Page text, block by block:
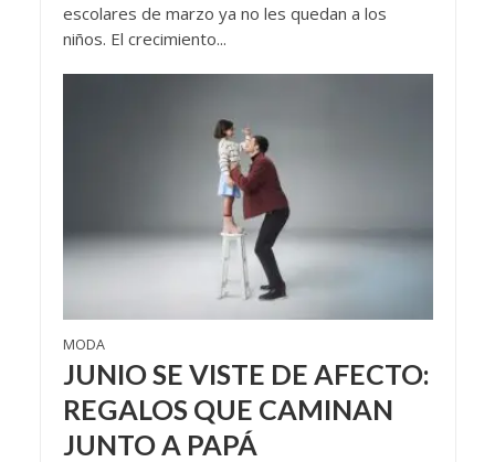
escolares de marzo ya no les quedan a los
niños. El crecimiento...
MODA
JUNIO SE VISTE DE AFECTO:
REGALOS QUE CAMINAN
JUNTO A PAPÁ